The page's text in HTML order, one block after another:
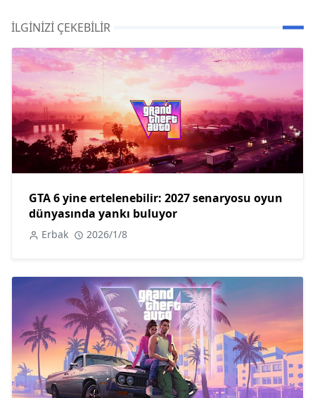
İLGINIZI ÇEKEBILIR
GTA 6 yine ertelenebilir: 2027 senaryosu oyun
dünyasında yankı buluyor
Erbak 2026/1/8